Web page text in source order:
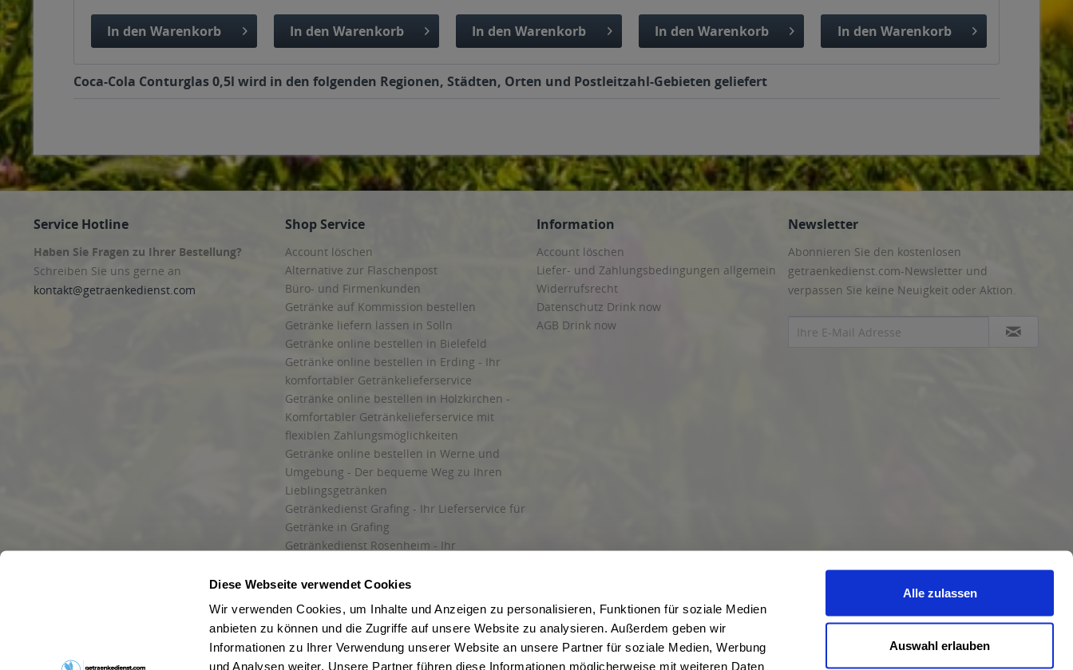
Diese Webseite verwendet Cookies
Wir verwenden Cookies, um Inhalte und Anzeigen zu personalisieren, Funktionen für soziale Medien
anbieten zu können und die Zugriffe auf unsere Website zu analysieren. Außerdem geben wir
Informationen zu Ihrer Verwendung unserer Website an unsere Partner für soziale Medien, Werbung
und Analysen weiter. Unsere Partner führen diese Informationen möglicherweise mit weiteren Daten
Alle zulassen
Auswahl erlauben
In den Warenkorb In den Warenkorb In den Warenkorb In den Warenkorb In den Warenkorb
Coca-Cola Conturglas 0,5l wird in den folgenden Regionen, Städten, Orten und Postleitzahl-Gebieten geliefert
Service Hotline
Haben Sie Fragen zu Ihrer Bestellung?
Schreiben Sie uns gerne an
kontakt@getraenkedienst.com
Shop Service
Account löschen
Alternative zur Flaschenpost
Büro- und Firmenkunden
Getränke auf Kommission bestellen
Getränke liefern lassen in Solln
Getränke online bestellen in Bielefeld
Getränke online bestellen in Erding - Ihr
komfortabler Getränkelieferservice
Getränke online bestellen in Holzkirchen -
Komfortabler Getränkelieferservice mit
flexiblen Zahlungsmöglichkeiten
Getränke online bestellen in Werne und
Umgebung - Der bequeme Weg zu Ihren
Lieblingsgetränken
Getränkedienst Grafing - Ihr Lieferservice für
Getränke in Grafing
Getränkedienst Rosenheim - Ihr
und Umgebung
Liefergebiet
Lieferservice für Getränke
Wir liefern Getränke
Information
Account löschen
Liefer- und Zahlungsbedingungen allgemein
Widerrufsrecht
Datenschutz Drink now
AGB Drink now
Newsletter
Abonnieren Sie den kostenlosen
getraenkedienst.com-Newsletter und
verpassen Sie keine Neuigkeit oder Aktion.